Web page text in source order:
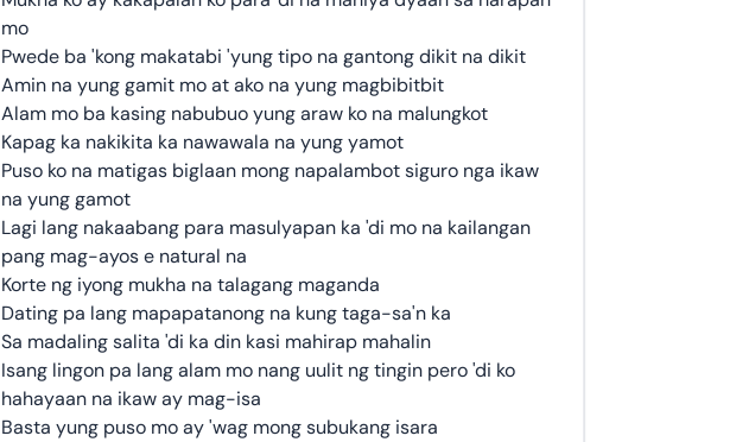
mo
Pwede ba 'kong makatabi 'yung tipo na gantong dikit na dikit
Amin na yung gamit mo at ako na yung magbibitbit
Alam mo ba kasing nabubuo yung araw ko na malungkot
Kapag ka nakikita ka nawawala na yung yamot
Puso ko na matigas biglaan mong napalambot siguro nga ikaw
na yung gamot
Lagi lang nakaabang para masulyapan ka 'di mo na kailangan
pang mag-ayos e natural na
Korte ng iyong mukha na talagang maganda
Dating pa lang mapapatanong na kung taga-sa'n ka
Sa madaling salita 'di ka din kasi mahirap mahalin
Isang lingon pa lang alam mo nang uulit ng tingin pero 'di ko
hahayaan na ikaw ay mag-isa
Basta yung puso mo ay 'wag mong subukang isara